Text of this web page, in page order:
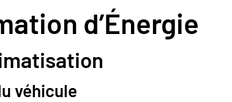
d’Énergie
véhicule